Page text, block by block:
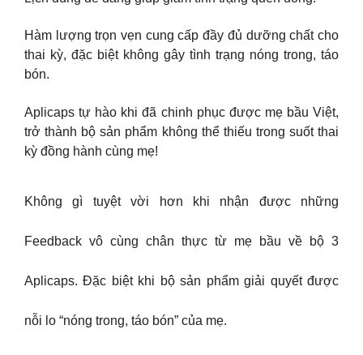
Hàm lượng trọn vẹn cung cấp đầy đủ dưỡng chất cho
thai kỳ, đặc biệt không gây tình trạng nóng trong, táo
bón.
Aplicaps tự hào khi đã chinh phục được mẹ bầu Việt,
trở thành bộ sản phẩm không thể thiếu trong suốt thai
kỳ đồng hành cùng mẹ!
Không gì tuyệt vời hơn khi nhận được những
Feedback vô cùng chân thực từ mẹ bầu về bộ 3
Aplicaps. Đặc biệt khi bộ sản phẩm giải quyết được
nỗi lo “nóng trong, táo bón” của mẹ.